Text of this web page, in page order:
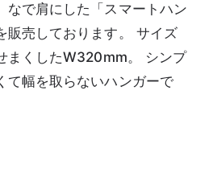
なで肩にした「スマートハン
販売しております。 サイズ
まくしたW320mm。 シンプ
て幅を取らないハンガーで